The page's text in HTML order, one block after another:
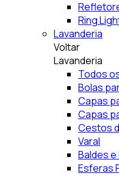
Ring
Lavanderia
Voltar
Lavanderia
Todos
Bolas
Capas
Capas
Cestos
Varal
Baldes e
Esferas